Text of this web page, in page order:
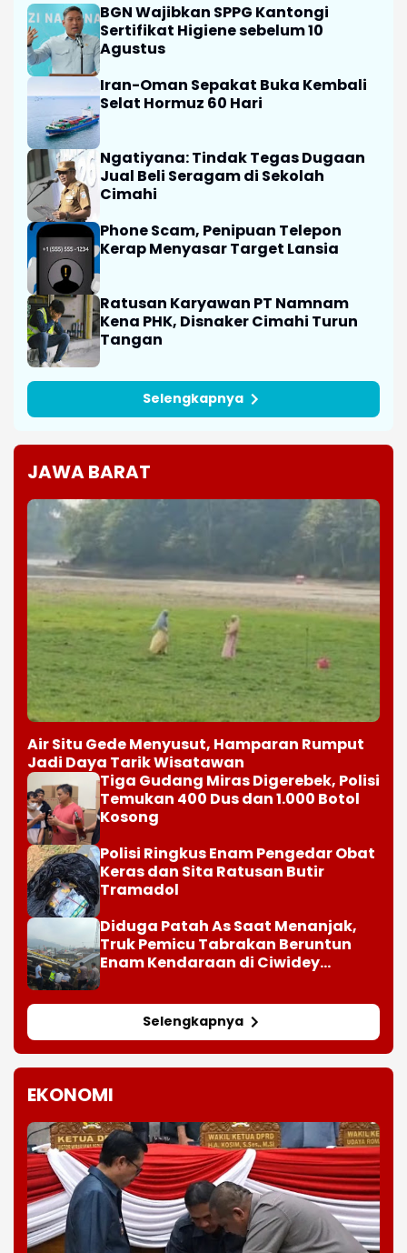
BGN Wajibkan SPPG Kantongi
Sertifikat Higiene sebelum 10
Agustus
Iran-Oman Sepakat Buka Kembali
Selat Hormuz 60 Hari
Ngatiyana: Tindak Tegas Dugaan
Jual Beli Seragam di Sekolah
Cimahi
Phone Scam, Penipuan Telepon
Kerap Menyasar Target Lansia
Ratusan Karyawan PT Namnam
Kena PHK, Disnaker Cimahi Turun
Tangan
Selengkapnya
JAWA BARAT
Air Situ Gede Menyusut, Hamparan Rumput
Jadi Daya Tarik Wisatawan
Tiga Gudang Miras Digerebek, Polisi
Temukan 400 Dus dan 1.000 Botol
Kosong
Polisi Ringkus Enam Pengedar Obat
Keras dan Sita Ratusan Butir
Tramadol
Diduga Patah As Saat Menanjak,
Truk Pemicu Tabrakan Beruntun
Enam Kendaraan di Ciwidey
Selengkapnya
EKONOMI